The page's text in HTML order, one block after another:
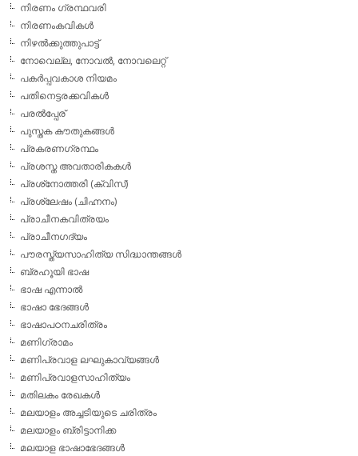
നിരണം ഗ്രന്ഥവരി
നിരണംകവികള്‍
നിഴല്‍ക്കുത്തുപാട്ട്
നോവെല്ല, നോവല്‍, നോവലെറ്റ്
പകര്‍പ്പവകാശ നിയമം
പതിനെട്ടരക്കവികള്‍
പരല്‍പ്പേര്
പുസ്തക കൗതുകങ്ങള്‍
പ്രകരണഗ്രന്ഥം
പ്രശസ്ത അവതാരികകള്‍
പ്രശ്‌നോത്തരി (ക്വിസ്)
പ്രശ്ലേഷം (ചിഹ്നനം)
പ്രാചീനകവിത്രയം
പ്രാചീനഗദ്യം
പൗരസ്ത്യസാഹിത്യ സിദ്ധാന്തങ്ങള്‍
ബ്രഹൂയി ഭാഷ
ഭാഷ എന്നാല്‍
ഭാഷാ ഭേദങ്ങള്‍
ഭാഷാപഠനചരിത്രം
മണിഗ്രാമം
മണിപ്രവാള ലഘുകാവ്യങ്ങള്‍
മണിപ്രവാളസാഹിത്യം
മതിലകം രേഖകള്‍
മലയാളം അച്ചടിയുടെ ചരിത്രം
മലയാളം ബ്രിട്ടാനിക്ക
മലയാള ഭാഷാഭേദങ്ങള്‍